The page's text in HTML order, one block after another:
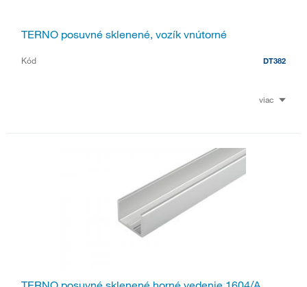
TERNO posuvné sklenené, vozík vnútorné
Kód DT382
viac